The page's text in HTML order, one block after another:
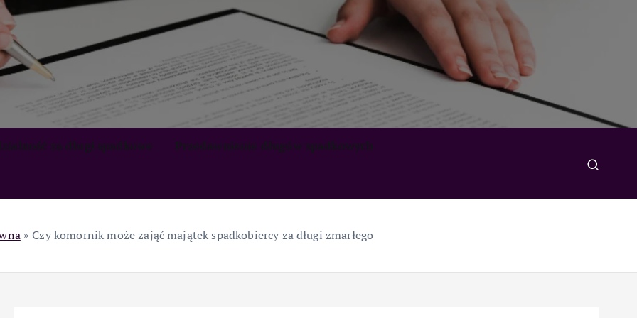
» Czy komornik może zająć majątek spadkobiercy za długi zmarłego